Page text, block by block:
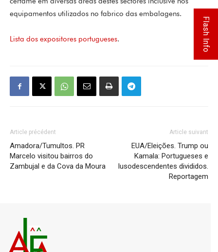
equipamentos utilizados no fabrico das embalagens.
Lista dos expositores portugueses.
Article précédent
Amadora/Tumultos. PR
Marcelo visitou bairros do
Zambujal e da Cova da Moura
Article suivant
EUA/Eleições. Trump ou
Kamala: Portugueses e
lusodescendentes divididos.
Reportagem
Flash Info